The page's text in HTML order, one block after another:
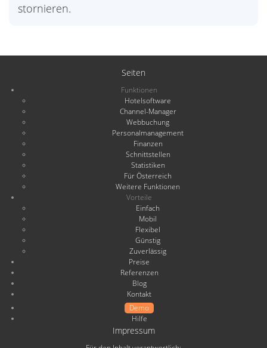
stornieren.
Seiten
Funktionen
Hotelsoftware
Channel-Manager
Webbuchung
Personalmanagement
Finanzen
Schnittstellen
Statistiken
Für Österreich
Weitere Funktionen
Vorteile
Einfach
Mobil
Flexibel
Günstig
Zuverlässig
Preise
Referenzen
Blog
Kontakt
Demo
Hilfe
Impressum